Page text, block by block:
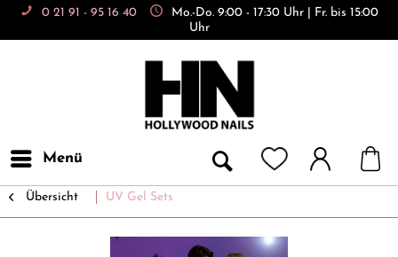
0 21 91 - 95 16 40
Mo.-Do. 9:00 - 17:30 Uhr | Fr. bis 15:00
Uhr
Menü
Übersicht UV Gel Sets